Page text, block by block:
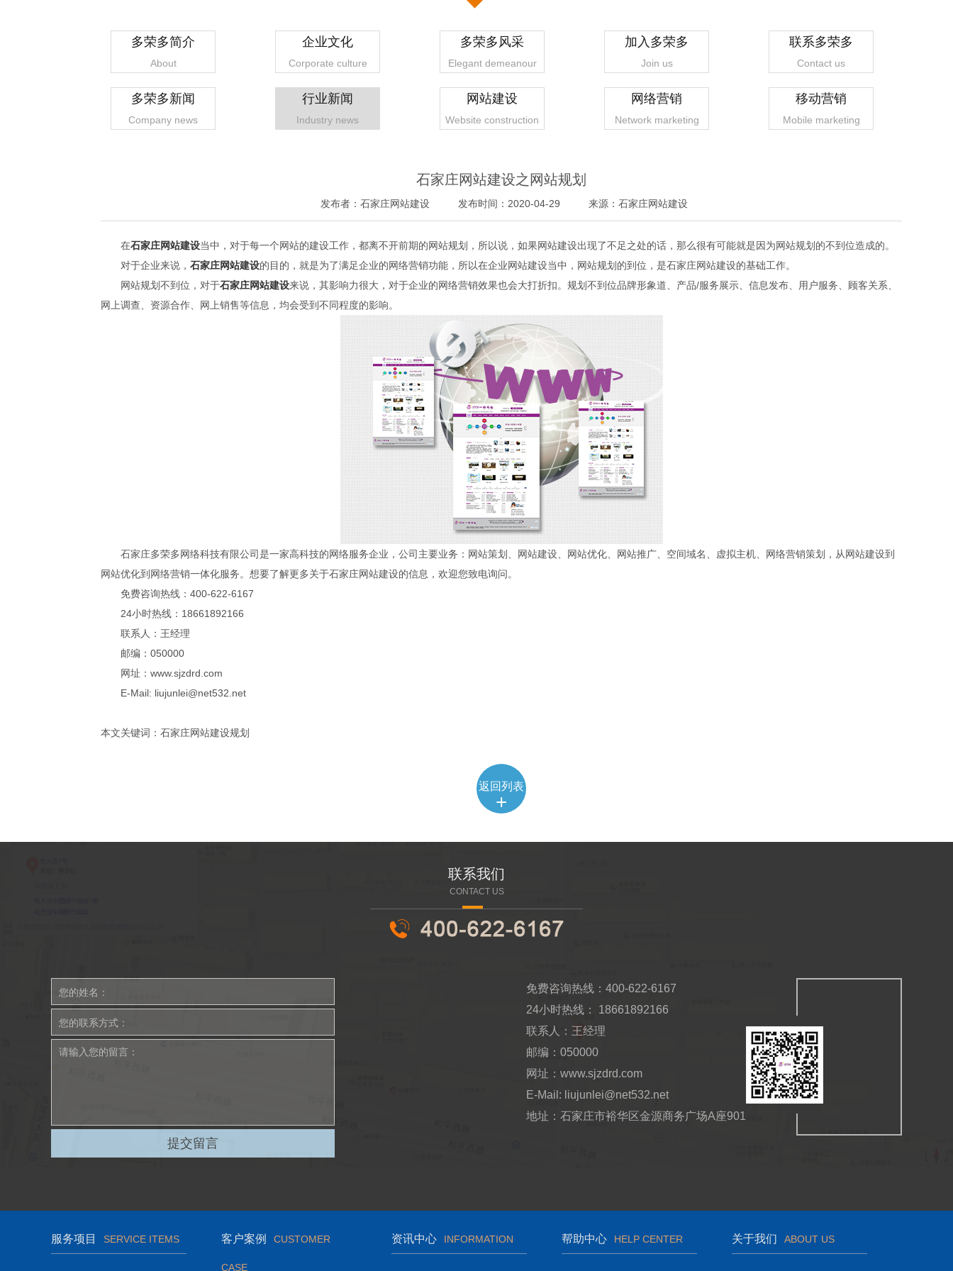
1 2 3 4
多荣多简介
About
企业文化
Corporate culture
多荣多风采
Elegant demeanour
加入多荣多
Join us
联系多荣多
Contact us
多荣多新闻
Company news
行业新闻
Industry news
网站建设
Website construction
网络营销
Network marketing
移动营销
Mobile marketing
石家庄网站建设之网站规划
发布者：石家庄网站建设 发布时间：2020-04-29 来源：石家庄网站建设
在石家庄网站建设当中，对于每一个网站的建设工作，都离不开前期的网站规划，所以说，如果网站建设出现了不足之处的话，那么很有可能就是因为网站规划的不到位造成的。
对于企业来说， 石家庄网站建设的目的，就是为了满足企业的网络营销功能，所以在企业网站建设当中，网站规划的到位，是石家庄网站建设的基础工作。
网站规划不到位，对于石家庄网站建设来说，其影响力很大，对于企业的网络营销效果也会大打折扣。规划不到位品牌形象道、产品/服务展示、信息发布、用户服务、顾客关系、
网上调查、资源合作、网上销售等信息，均会受到不同程度的影响。
石家庄多荣多网络科技有限公司是一家高科技的网络服务企业，公司主要业务：网站策划、网站建设、网站优化、网站推广、空间域名、虚拟主机、网络营销策划，从网站建设到
网站优化到网络营销一体化服务。想要了解更多关于石家庄网站建设的信息，欢迎您致电询问。
免费咨询热线：400-622-6167
24小时热线：18661892166
联系人：王经理
邮编：050000
网址：www.sjzdrd.com
E-Mail: liujunlei@net532.net
本文关键词：石家庄网站建设规划
返回列表
+
联系我们
CONTACT US
免费咨询热线：400-622-6167
24小时热线： 18661892166
联系人：王经理
邮编：050000
网址：www.sjzdrd.com
E-Mail: liujunlei@net532.net
地址：石家庄市裕华区金源商务广场A座901
服务项目 SERVICE ITEMS 客户案例 CUSTOMER
CASE
资讯中心 INFORMATION 帮助中心 HELP CENTER 关于我们 ABOUT US